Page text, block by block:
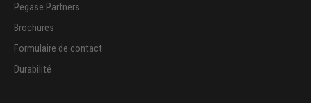
Pegase Partners
Brochures
Formulaire de contact
Durabilité